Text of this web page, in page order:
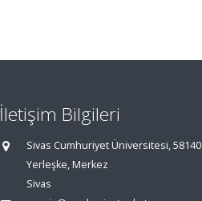
İletişim Bilgileri
Sivas Cumhuriyet Üniversitesi, 58140
Yerleşke, Merkez
Sivas